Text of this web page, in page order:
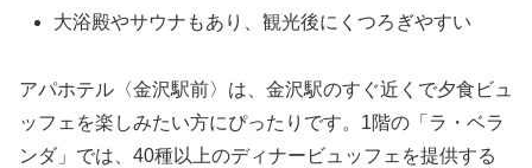
大浴殿やサウナもあり、観光後にくつろぎやすい
アパホテル〈金沢駅前〉は、金沢駅のすぐ近くで夕食ビュ
ッフェを楽しみたい方にぴったりです。1階の「ラ・ベラ
ンダ」では、40種以上のディナービュッフェを提供する